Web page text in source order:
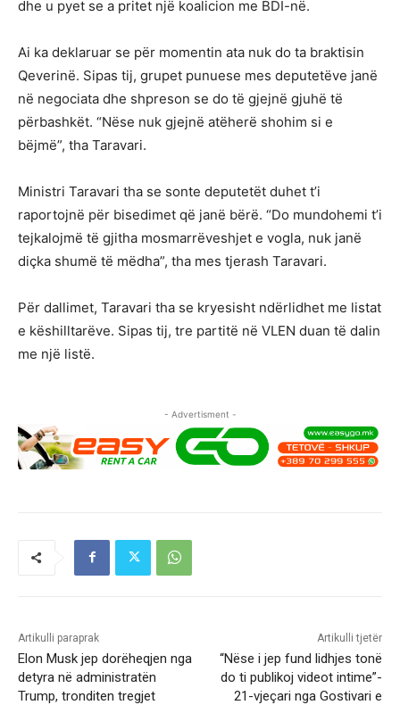
dhe u pyet se a pritet një koalicion me BDI-në.
Ai ka deklaruar se për momentin ata nuk do ta braktisin
Qeverinë. Sipas tij, grupet punuese mes deputetëve janë
në negociata dhe shpreson se do të gjejnë gjuhë të
përbashkët. “Nëse nuk gjejnë atëherë shohim si e
bëjmë”, tha Taravari.
Ministri Taravari tha se sonte deputetët duhet t’i
raportojnë për bisedimet që janë bërë. “Do mundohemi t’i
tejkalojmë të gjitha mosmarrëveshjet e vogla, nuk janë
diçka shumë të mëdha”, tha mes tjerash Taravari.
Për dallimet, Taravari tha se kryesisht ndërlidhet me listat
e këshilltarëve. Sipas tij, tre partitë në VLEN duan të dalin
me një listë.
- Advertisment -
Artikulli paraprak
Elon Musk jep dorëheqjen nga
detyra në administratën
Trump, tronditen tregjet
Artikulli tjetër
“Nëse i jep fund lidhjes tonë
do ti publikoj videot intime”-
21-vjeçari nga Gostivari e